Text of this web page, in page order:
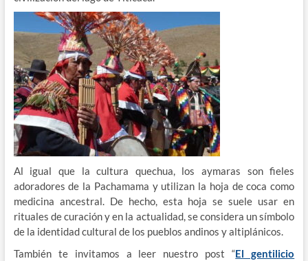
Al igual que la cultura quechua, los aymaras son fieles
adoradores de la Pachamama y utilizan la hoja de coca como
medicina ancestral. De hecho, esta hoja se suele usar en
rituales de curación y en la actualidad, se considera un símbolo
de la identidad cultural de los pueblos andinos y altiplánicos.
También te invitamos a leer nuestro post “El gentilicio